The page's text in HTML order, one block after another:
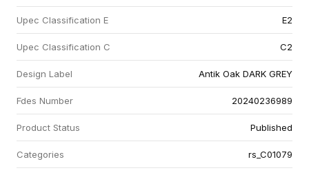
Upec Classification E E2
Upec Classification C C2
Design Label Antik Oak DARK GREY
Fdes Number 20240236989
Product Status Published
Categories rs_C01079